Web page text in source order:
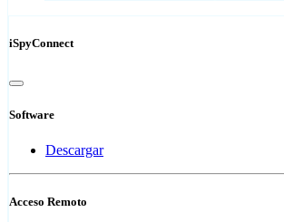
iSpyConnect
Software
Descargar
Acceso Remoto